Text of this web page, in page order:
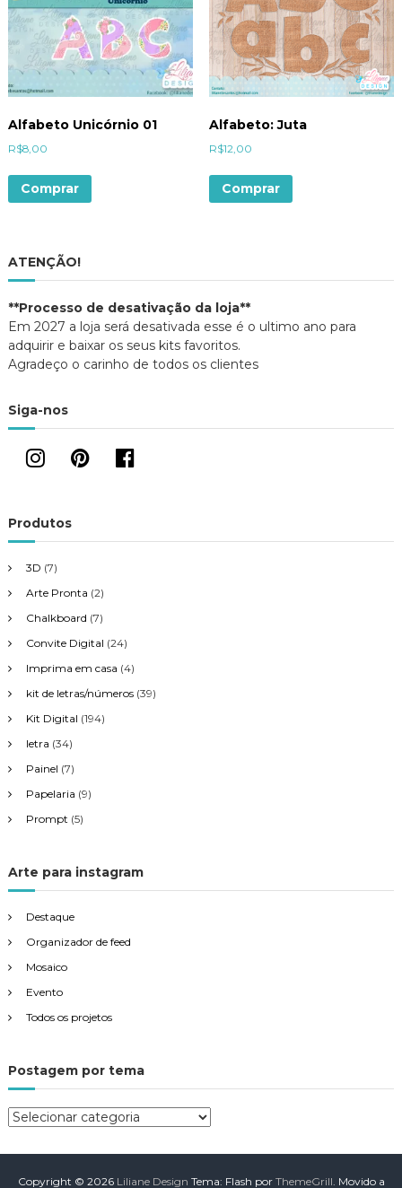
Alfabeto Unicórnio 01
R$8,00
Comprar
Alfabeto: Juta
R$12,00
Comprar
ATENÇÃO!
**Processo de desativação da loja**
Em 2027 a loja será desativada esse é o ultimo ano para
adquirir e baixar os seus kits favoritos.
Agradeço o carinho de todos os clientes
Siga-nos
Produtos
3D (7)
Arte Pronta (2)
Chalkboard (7)
Convite Digital (24)
Imprima em casa (4)
kit de letras/números (39)
Kit Digital (194)
letra (34)
Painel (7)
Papelaria (9)
Prompt (5)
Arte para instagram
Destaque
Organizador de feed
Mosaico
Evento
Todos os projetos
Postagem por tema
P
s
Copyright © 2026 Liliane Design Tema: Flash por ThemeGrill. Movido a